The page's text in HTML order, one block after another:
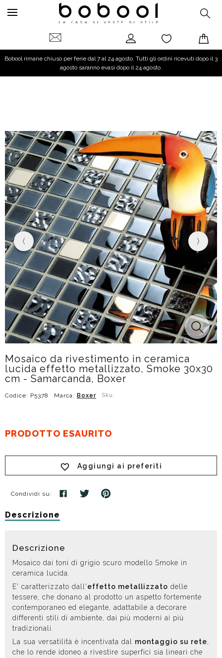
Bobool rimane chiuso per ferie dal 7 al 24 agosto. Tutti gli ordini ricevuti dopo il 3
agosto saranno evasi dopo il 24 agosto.
Mosaico da rivestimento in ceramica
lucida effetto metallizzato, Smoke 30x30
cm - Samarcanda, Boxer
Codice: P5378 Marca: Boxer Sku:
PRODOTTO ESAURITO
Aggiungi ai preferiti
Condividi su:
Descrizione
Descrizione
Mosaico dai toni di grigio scuro modello Smoke in
ceramica lucida.
E' caratterizzato dall'effetto metallizzato delle
tessere, che donano al prodotto un aspetto fortemente
contemporaneo ed elegante, adattabile a decorare
differenti stili di ambiente, dai più moderni ai più
tradizionali.
La sua versatilità è incentivata dal montaggio su rete,
che lo rende idoneo a rivestire superfici sia lineari che